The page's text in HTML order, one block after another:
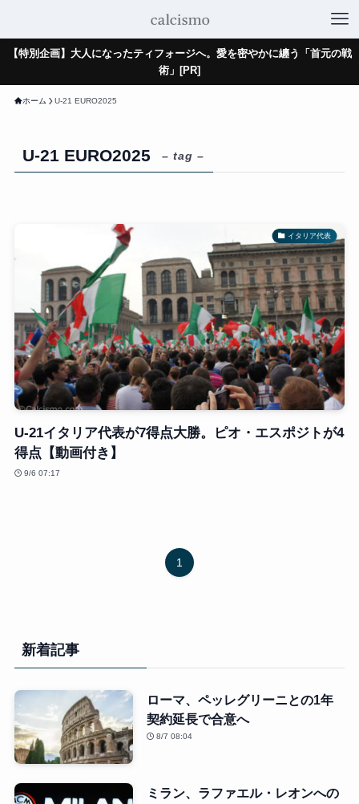
【特別企画】大人になったティフォージへ。愛を密やかに纏う「首元の戦
術」[PR]
ホーム U-21 EURO2025
U-21 EURO2025 – tag –
イタリア代表
U-21イタリア代表が7得点大勝。ピオ・エスポジトが4
得点【動画付き】
9/6 07:17
1
新着記事
ローマ、ペッレグリーニとの1年
契約延長で合意へ
8/7 08:04
ミラン、ラファエル・レオンへの